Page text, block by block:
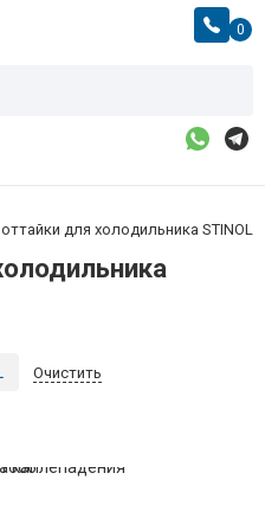
0
для холодильника STINOL
Очистить